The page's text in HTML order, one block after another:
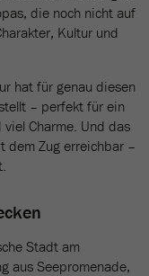
die noch nicht auf
Kultur und
hat für genau diesen
– perfekt für ein
Charme. Und das
dem Zug erreichbar –
Stadt am
aus Seepromenade,